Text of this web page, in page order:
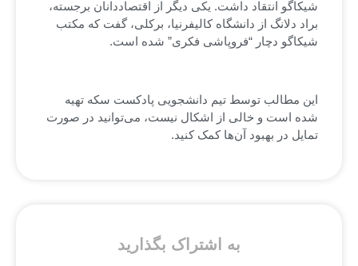
شیکاگو انتقاد داشت. یکی دیگر از اقتصاددانان برجسته،
براد دلانگ از دانشگاه کالیفرنیا، برکلی، گفت که مکتب
شیکاگو دچار “فروپاشی فکری” شده است.
این مطالب توسط تیم دانشجویی پادکست سکه تهیه
شده است و خالی از اشکال نیست، می‌توانید در صورت
تمایل در بهبود آن‌ها کمک کنید.
به اشتراک بگذارید